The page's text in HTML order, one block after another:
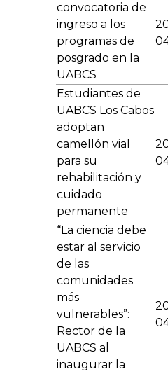
convocatoria de
ingreso a los
programas de
posgrado en la
UABCS
Estudiantes de
UABCS Los Cabos
adoptan
camellón vial
para su
rehabilitación y
cuidado
permanente
“La ciencia debe
estar al servicio
de las
comunidades
más
vulnerables”:
Rector de la
UABCS al
inaugurar la